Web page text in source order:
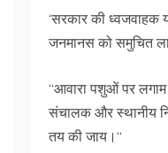
‘सरकार की ध्वजवाहक
जनमानस को समुचित
‘‘आवारा पशुओं पर
संचालक और स्थानीय
तय की जाय।‘‘